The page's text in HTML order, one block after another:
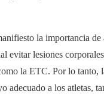
la importancia
evitar lesiones
la ETC. Por lo tanto,
adecuado a los atletas,